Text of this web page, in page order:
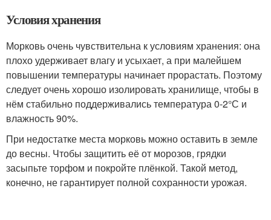
Условия хранения
Морковь очень чувствительна к условиям хранения: она
плохо удерживает влагу и усыхает, а при малейшем
повышении температуры начинает прорастать. Поэтому
следует очень хорошо изолировать хранилище, чтобы в
нём стабильно поддерживались температура 0-2°С и
влажность 90%.
При недостатке места морковь можно оставить в земле
до весны. Чтобы защитить её от морозов, грядки
засыпьте торфом и покройте плёнкой. Такой метод,
конечно, не гарантирует полной сохранности урожая.